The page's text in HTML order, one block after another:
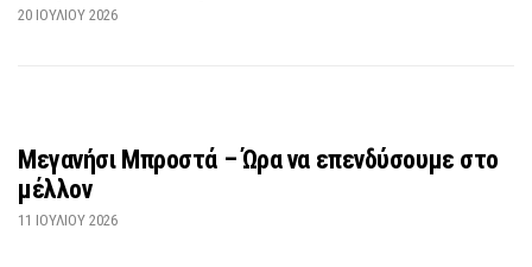
20 ΙΟΥΛΊΟΥ 2026
Μεγανήσι Μπροστά – Ώρα να επενδύσουμε στο
μέλλον
11 ΙΟΥΛΊΟΥ 2026